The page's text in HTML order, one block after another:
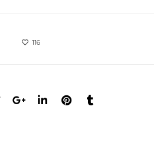
116